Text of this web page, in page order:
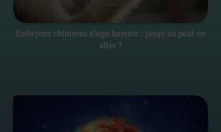
Embryons chimères singe-homme : jusqu’où peut-on
aller ?